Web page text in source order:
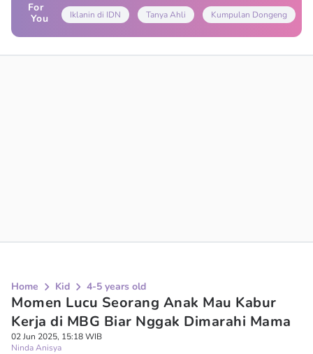
For
You
Iklanin di IDN Tanya Ahli Kumpulan Dongeng
Home Kid 4-5 years old
Momen Lucu Seorang Anak Mau Kabur
Kerja di MBG Biar Nggak Dimarahi Mama
02 Jun 2025, 15:18 WIB
Ninda Anisya